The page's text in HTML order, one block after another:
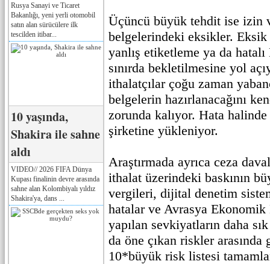
Rusya Sanayi ve Ticaret
Bakanlığı, yeni yerli otomobil
satın alan sürücülere ilk
tescilden itibar...
10 yaşında,
Shakira ile sahne
aldı
VIDEO// 2026 FIFA Dünya
Kupası finalinin devre arasında
sahne alan Kolombiyalı yıldız
Shakira'ya, dans ...
Üçüncü büyük tehdit ise izin
belgelerindeki eksikler.
yanlış etiketleme ya da
sınırda bekletilmesine yol
ithalatçılar çoğu zaman
belgelerin hazırlanacağını
zorunda kalıyor. Hata
şirketine yükleniyor.
Araştırmada ayrıca ceza
ithalat üzerindeki baskının
vergileri, dijital denetim
hatalar ve Avrasya
yapılan sevkiyatların daha
da öne çıkan riskler
10*büyük risk listesi